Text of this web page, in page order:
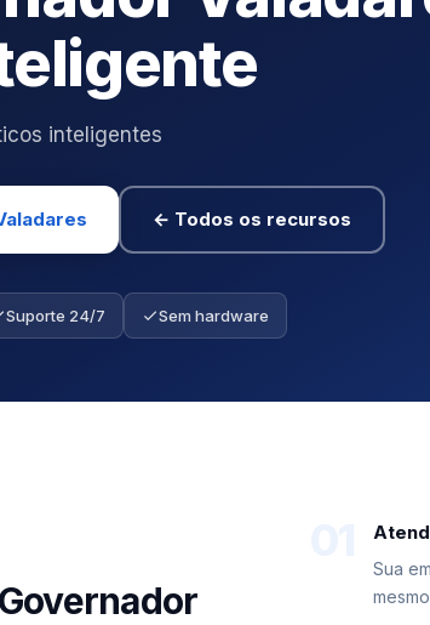
inteligentes
← Todos os recursos
Suporte 24/7 Sem hardware
Sua